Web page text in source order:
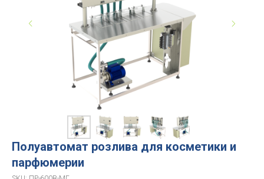
Полуавтомат розлива для косметики и
парфюмерии